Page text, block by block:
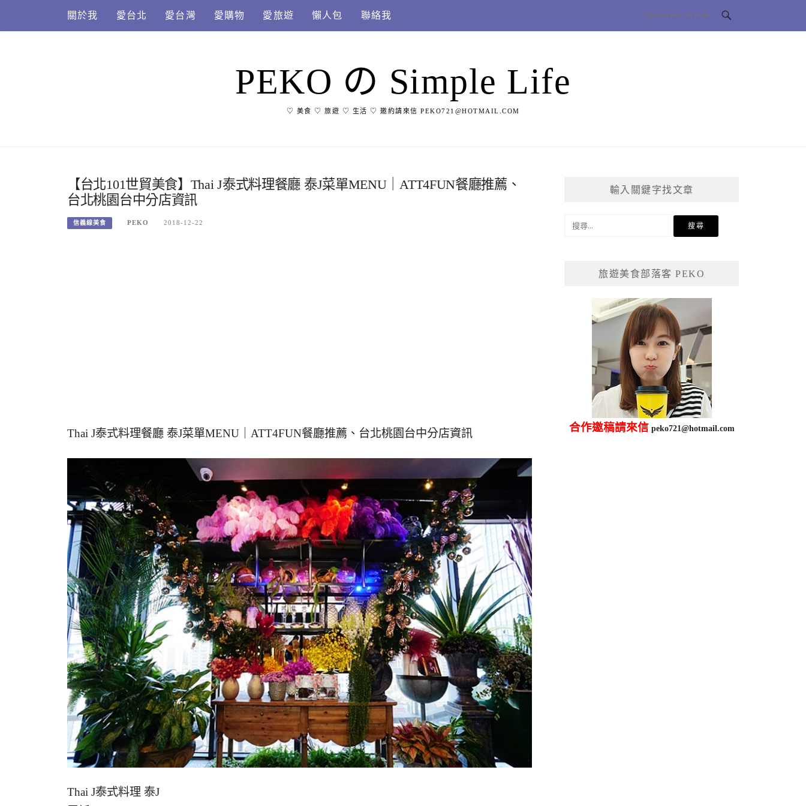
content
關於我 愛台北 愛台灣 愛購物 愛旅遊 懶人包 聯絡我
PEKO の Simple Life
♡ 美食 ♡ 旅遊 ♡ 生活 ♡ 邀約請來信 PEKO721@HOTMAIL.COM
【台北101世貿美食】Thai J泰式料理餐廳 泰J菜單MENU｜ATT4FUN餐廳推薦、
台北桃園台中分店資訊
信義線美食 PEKO 2018-12-22
Thai J泰式料理餐廳 泰J菜單MENU｜ATT4FUN餐廳推薦、台北桃園台中分店資訊
Thai J泰式料理 泰J
輸入關鍵字找文章
旅遊美食部落客 PEKO
合作邀稿請來信 peko721@hotmail.com